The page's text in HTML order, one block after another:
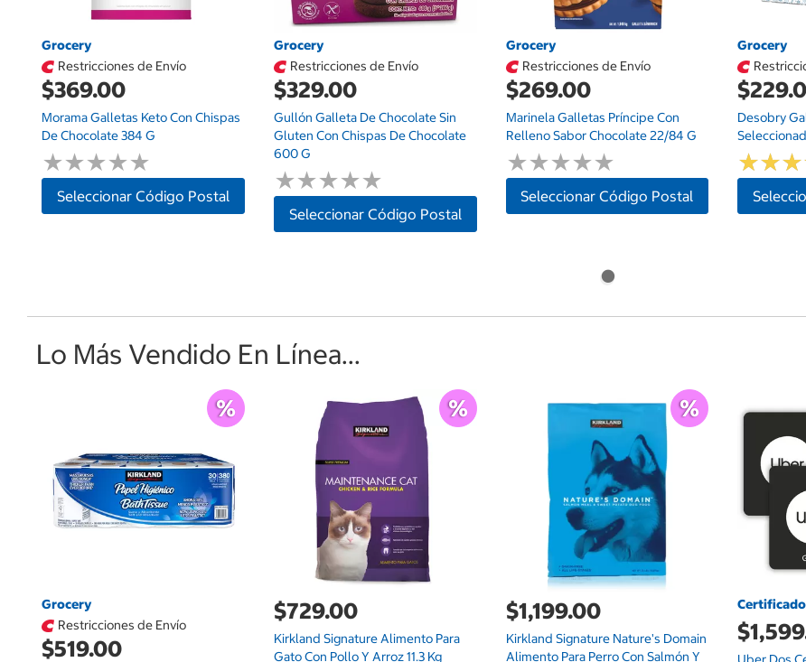
Grocery
Restricciones de Envío
$369.00
Morama Galletas Keto Con Chispas
De Chocolate 384 G
★★★★★
★★★★★
Seleccionar Código Postal
Grocery
Restricciones de Envío
$329.00
Gullón Galleta De Chocolate Sin
Gluten Con Chispas De Chocolate
600 G
★★★★★
★★★★★
Seleccionar Código Postal
Grocery
Restricciones de Envío
$269.00
Marinela Galletas Príncipe Con
Relleno Sabor Chocolate 22/84 G
★★★★★
★★★★★
Seleccionar Código Postal
Grocery
Desobry
★★★
★★★
Lo Más Vendido En Línea...
Grocery
Restricciones de Envío
$519.00
$729.00
Kirkland Signature Alimento Para
Gato Con Pollo Y Arroz 11.3 Kg
$1,199.00
Kirkland Signature Nature's Domain
Alimento Para Perro Con Salmón Y